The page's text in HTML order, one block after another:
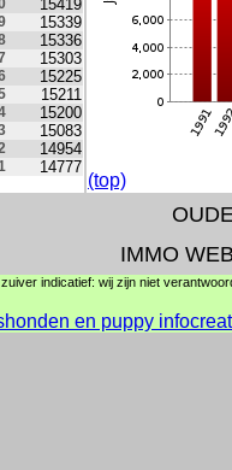
15419
15339
15336
15303
15225
15211
15200
15083
14954
14777
(top)
IMMO
indicatief: wij zijn niet
honden en puppy info